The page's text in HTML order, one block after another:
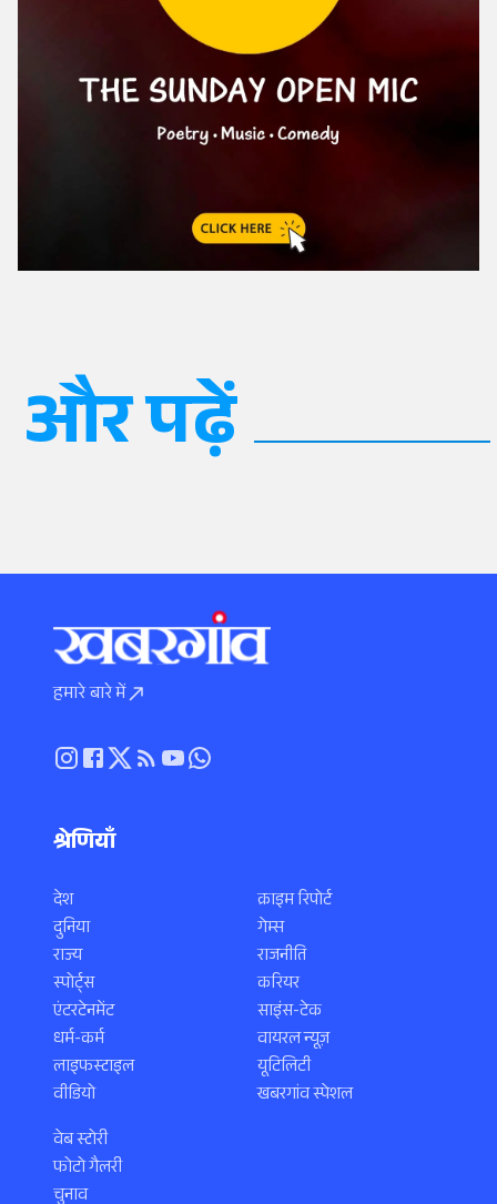
और पढ़ें
हमारे बारे में
श्रेणियाँ
देश
दुनिया
राज्य
स्पोर्ट्स
एंटरटेनमेंट
धर्म-कर्म
लाइफस्टाइल
वीडियो
क्राइम रिपोर्ट
गेम्स
राजनीति
करियर
साइंस-टेक
वायरल न्यूज़
यूटिलिटी
खबरगांव स्पेशल
वेब स्टोरी
फोटो गैलरी
चुनाव